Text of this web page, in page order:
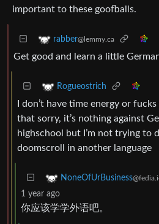
important to these goofballs.
rabber@lemmy.ca
Get good and learn a little
Rogueostrich
I don’t have time energy or
that sorry, it’s nothing against
highschool but I’m not trying to
doomscroll in another language
NoneOfUrBusiness
1 year ago
你应该学学外语吧。